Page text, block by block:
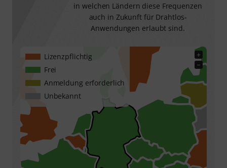
in welchen Ländern diese Frequenzen
auch in Zukunft für Drahtlos-
Anwendungen erlaubt sind.
+
−
Lizenzpflichtig
Frei
Anmeldung erforderlich
Unbekannt